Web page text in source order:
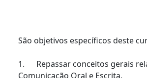
São objetivos específicos deste
1. Repassar conceitos gerais
Comunicação Oral e Escrita.